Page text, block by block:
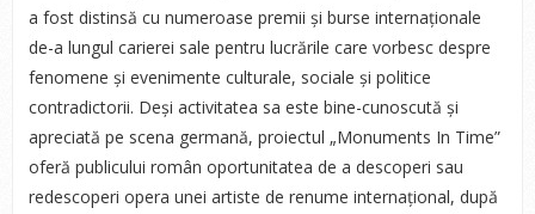
a fost distinsă cu numeroase premii și burse internaționale
de-a lungul carierei sale pentru lucrările care vorbesc despre
fenomene și evenimente culturale, sociale și politice
contradictorii. Deși activitatea sa este bine-cunoscută și
apreciată pe scena germană, proiectul „Monuments In Time”
oferă publicului român oportunitatea de a descoperi sau
redescoperi opera unei artiste de renume internațional, după